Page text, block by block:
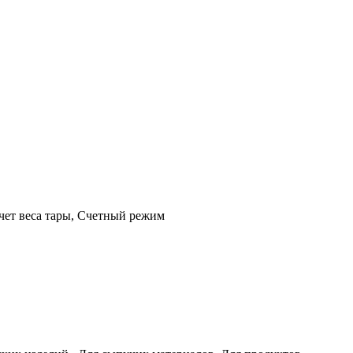
веса тары, Счетный режим